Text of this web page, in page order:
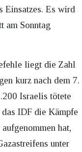
Einsatzes. Es wird
am Sonntag
liegt die Zahl
kurz nach dem 7.
Israelis tötete
IDF die Kämpfe
hat,
unter